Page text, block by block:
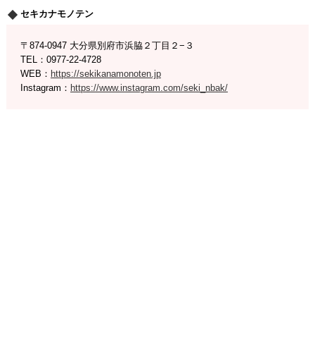
セキカナモノテン
〒874-0947 大分県別府市浜脇２丁目２−３
TEL：0977-22-4728
WEB： https://sekikanamonoten.jp
Instagram： https://www.instagram.com/seki_nbak/